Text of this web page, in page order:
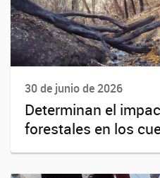
30 de junio de 2026
Determinan el
forestales en los